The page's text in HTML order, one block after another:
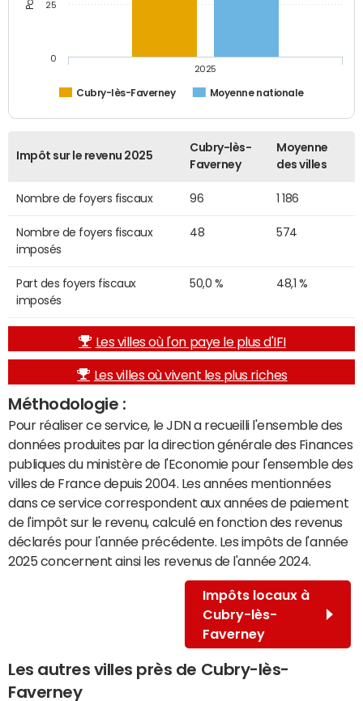
Cubry-lès-Faverney Moyenne nationale
2025
0
25
Impôt sur le revenu 2025
Cubry-lès-
Faverney
Moyenne
des villes
Nombre de foyers fiscaux 96 1 186
Nombre de foyers fiscaux
imposés
48 574
Part des foyers fiscaux
imposés
50,0 % 48,1 %
Les villes où l'on paye le plus d'IFI
Les villes où vivent les plus riches
Méthodologie :
Pour réaliser ce service, le JDN a recueilli l'ensemble des
données produites par la direction générale des Finances
publiques du ministère de l'Economie pour l'ensemble des
villes de France depuis 2004. Les années mentionnées
dans ce service correspondent aux années de paiement
de l'impôt sur le revenu, calculé en fonction des revenus
déclarés pour l'année précédente. Les impôts de l'année
2025 concernent ainsi les revenus de l'année 2024.
Impôts locaux à
Cubry-lès-
Faverney
Les autres villes près de Cubry-lès-
Faverney